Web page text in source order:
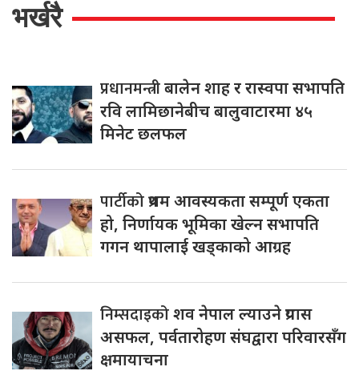
भर्खरै
प्रधानमन्त्रीबालेन शाह र रास्वपा सभापति
रवि लामिछानेबीच बालुवाटारमा ४५
मिनेट छलफल
पार्टीकोप्रथम आवस्यकता सम्पूर्ण एकता
हो, निर्णायक भूमिका खेल्न सभापति
गगन थापालाई खड्काको आग्रह
निम्सदाइकोशव नेपाल ल्याउने प्रयास
असफल, पर्वतारोहण संघद्वारा परिवारसँग
क्षमायाचना